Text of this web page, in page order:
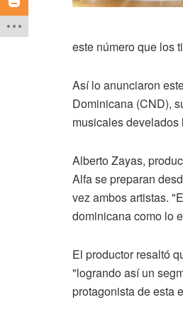
este número que los
Así lo anunciaron
Dominicana (CND),
musicales develados
Alberto Zayas,
Alfa se preparan
vez ambos artistas.
dominicana como lo
El productor resaltó
"logrando así un
protagonista de esta